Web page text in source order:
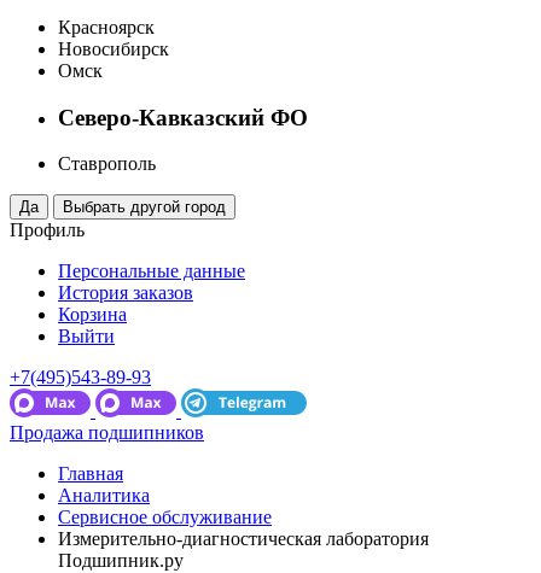
Красноярск
Новосибирск
Омск
Северо-Кавказский ФО
Ставрополь
Профиль
Персональные данные
История заказов
Корзина
Выйти
+7(495)543-89-93
Продажа подшипников
Главная
Аналитика
Сервисное обслуживание
Измерительно-диагностическая лаборатория
Подшипник.ру